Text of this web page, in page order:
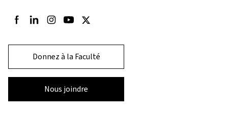
Suivez-nous sur Facebook
Suivez-nous sur LinkedIn
Suivez-nous sur Instagram
Suivez-nous sur Youtube
Suivez-nous sur Twitter
Donnez à la Faculté
Nous joindre